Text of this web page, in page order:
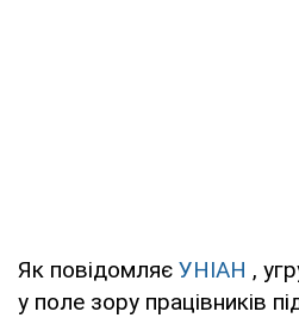
Як повідомляє УНІАН ,
у поле зору працівників